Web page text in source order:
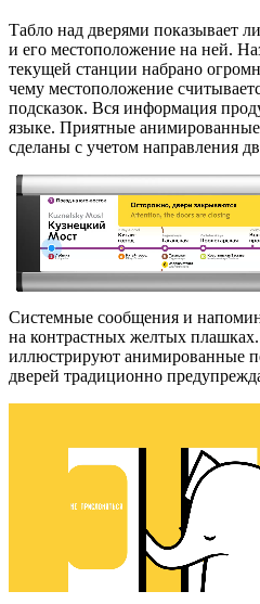
Табло над дверями показывает
и его местоположение на ней.
текущей станции набрано
чему местоположение
подсказок. Вся информация
языке. Приятные
сделаны с учетом направления
Системные сообщения и
на контрастных желтых
иллюстрируют анимированные
дверей традиционно